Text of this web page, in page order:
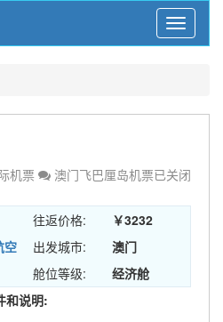
Menu
机票 澳门飞巴厘岛机票已关闭
往返价格:
￥3232
空 出发城市:
澳门
舱位等级:
经济舱
和说明: